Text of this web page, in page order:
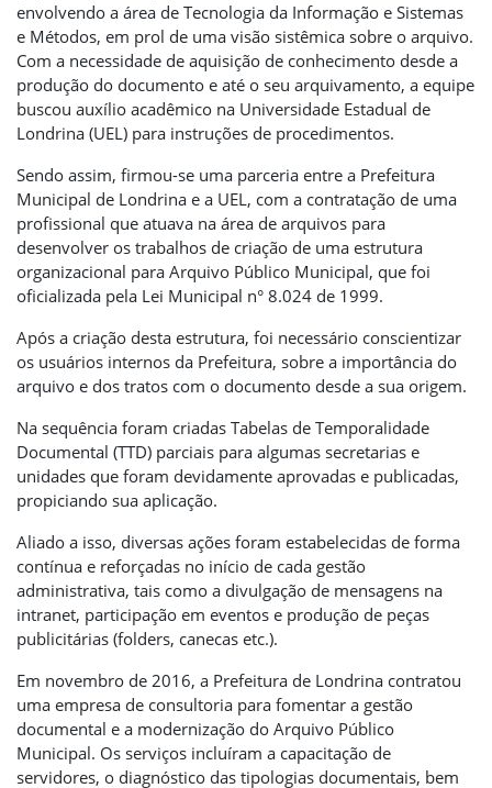
envolvendo a área de Tecnologia da Informação e Sistemas
e Métodos, em prol de uma visão sistêmica sobre o arquivo.
Com a necessidade de aquisição de conhecimento desde a
produção do documento e até o seu arquivamento, a equipe
buscou auxílio acadêmico na Universidade Estadual de
Londrina (UEL) para instruções de procedimentos.
Sendo assim, firmou-se uma parceria entre a Prefeitura
Municipal de Londrina e a UEL, com a contratação de uma
profissional que atuava na área de arquivos para
desenvolver os trabalhos de criação de uma estrutura
organizacional para Arquivo Público Municipal, que foi
oficializada pela Lei Municipal n° 8.024 de 1999.
Após a criação desta estrutura, foi necessário conscientizar
os usuários internos da Prefeitura, sobre a importância do
arquivo e dos tratos com o documento desde a sua origem.
Na sequência foram criadas Tabelas de Temporalidade
Documental (TTD) parciais para algumas secretarias e
unidades que foram devidamente aprovadas e publicadas,
propiciando sua aplicação.
Aliado a isso, diversas ações foram estabelecidas de forma
contínua e reforçadas no início de cada gestão
administrativa, tais como a divulgação de mensagens na
intranet, participação em eventos e produção de peças
publicitárias (folders, canecas etc.).
Em novembro de 2016, a Prefeitura de Londrina contratou
uma empresa de consultoria para fomentar a gestão
documental e a modernização do Arquivo Público
Municipal. Os serviços incluíram a capacitação de
servidores, o diagnóstico das tipologias documentais, bem